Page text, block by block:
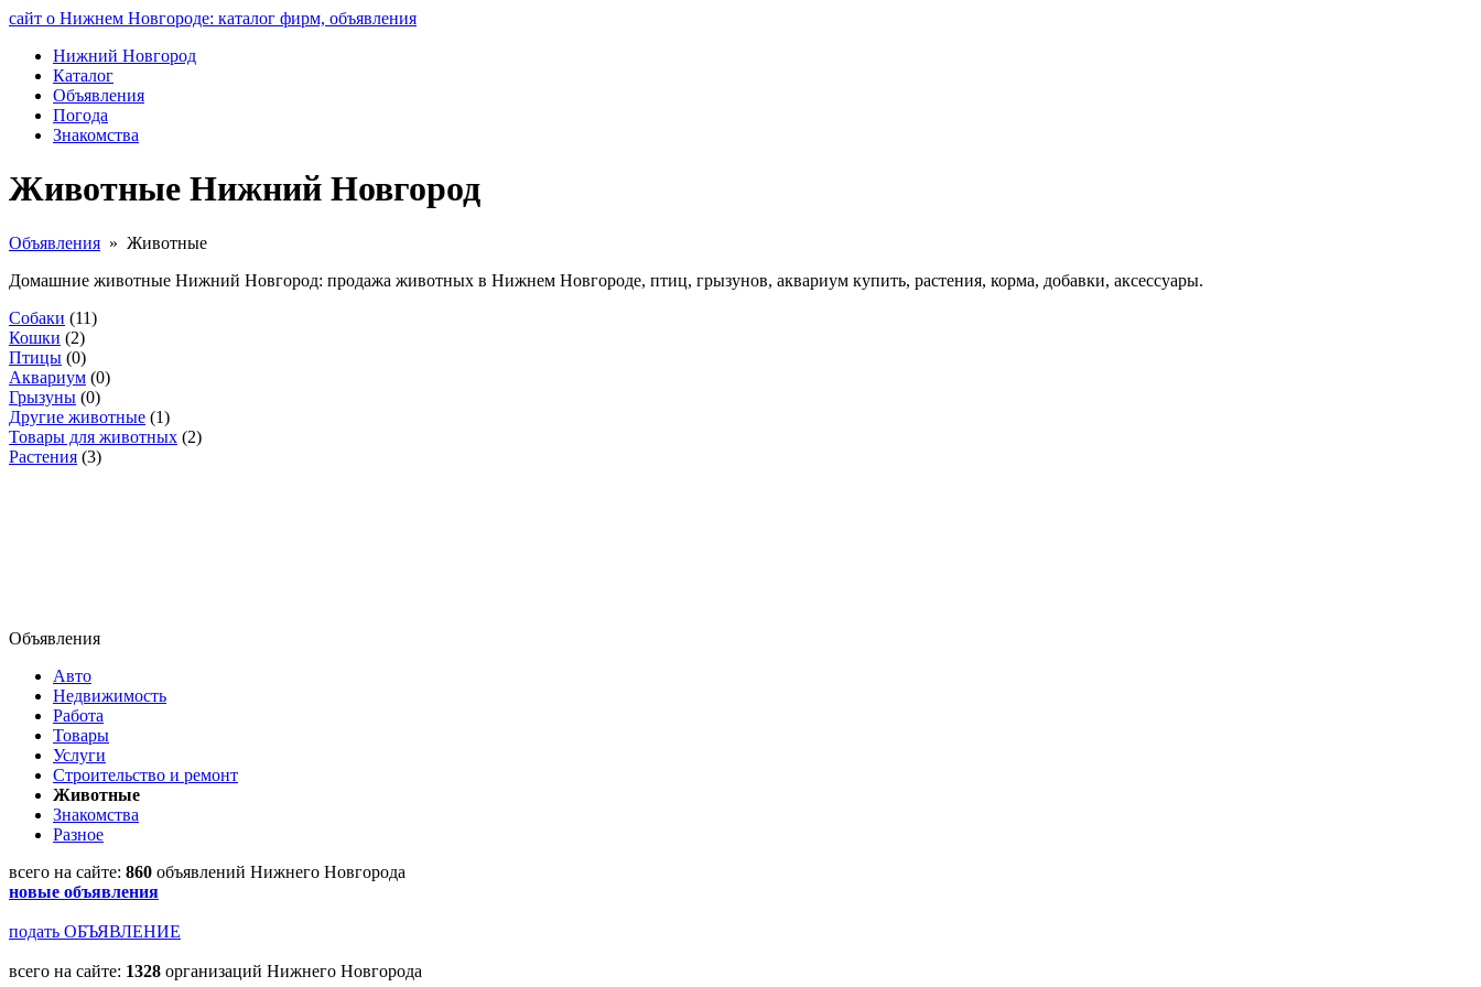
сайт о Нижнем Новгороде: каталог фирм, объявления
Нижний Новгород
Каталог
Объявления
Погода
Знакомства
Животные Нижний Новгород
Объявления » Животные
Домашние животные Нижний Новгород: продажа животных в Нижнем Новгороде, птиц, грызунов, аквариум купить, растения, корма, добавки, аксессуары.
Собаки (11)
Кошки (2)
Птицы (0)
Аквариум (0)
Грызуны (0)
Другие животные (1)
Товары для животных (2)
Растения (3)
Объявления
Авто
Недвижимость
Работа
Товары
Услуги
Строительство и ремонт
Животные
Знакомства
Разное
всего на сайте: 860 объявлений Нижнего Новгорода
новые объявления
подать ОБЪЯВЛЕНИЕ
всего на сайте: 1328 организаций Нижнего Новгорода